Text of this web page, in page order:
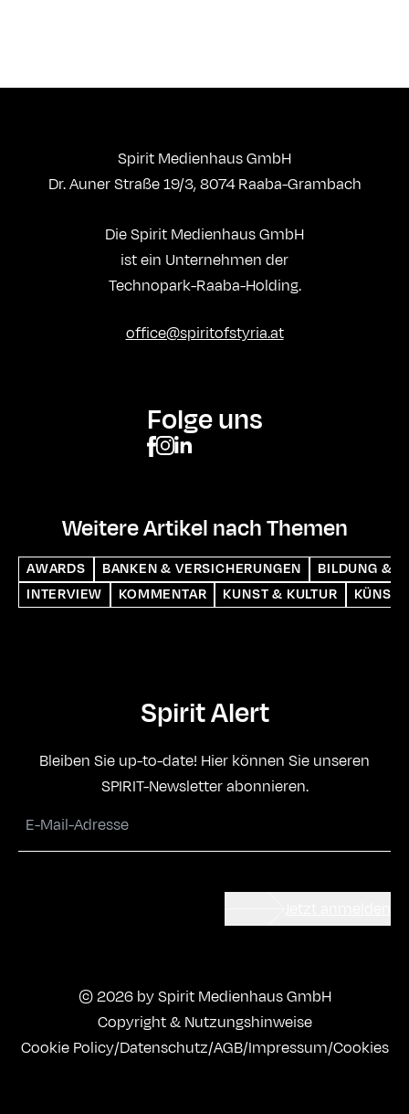
Spirit Medienhaus GmbH
Dr. Auner Straße 19/3, 8074 Raaba-Grambach
Die Spirit Medienhaus GmbH
ist ein Unternehmen der
Technopark-Raaba-Holding.
office@spiritofstyria.at
Folge uns
Weitere Artikel nach Themen
AWARDS BANKEN & VERSICHERUNGEN
BILDUNG &
INTERVIEW
KOMMENTAR KUNST & KULTUR
Spirit Alert
Bleiben Sie up-to-date! Hier können Sie unseren
SPIRIT-Newsletter abonnieren.
© 2026 by Spirit Medienhaus GmbH
Copyright & Nutzungshinweise
Cookie Policy/Datenschutz/AGB/Impressum/Cookies